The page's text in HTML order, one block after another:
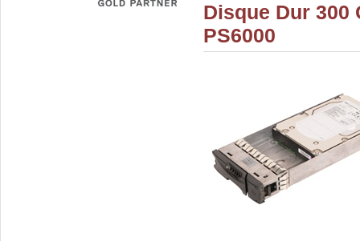
Disque Dur 300
PS6000